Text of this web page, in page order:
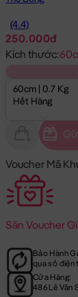
(4.4)
250.000đ
Kích thước:
60cm | 0.7 Kg
Hết Hàng
Voucher Mã
Săn Voucher
Bảo Hành
qua số điện
Cửa Hàng:
486 Lê Văn